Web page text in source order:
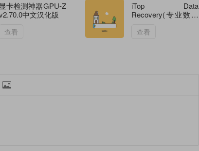
显卡检测神器GPU-Z
中文汉化版
查看
iTop Data
Recovery(专业数据
多语便携版
查看
